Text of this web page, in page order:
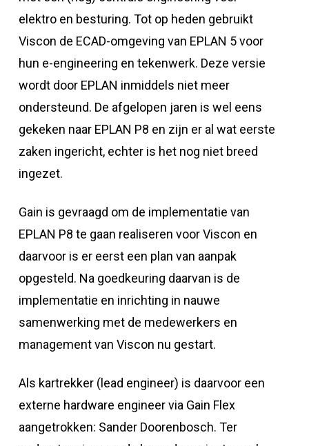
elektro en besturing. Tot op heden gebruikt
Viscon de ECAD-omgeving van EPLAN 5 voor
hun e-engineering en tekenwerk. Deze versie
wordt door EPLAN inmiddels niet meer
ondersteund. De afgelopen jaren is wel eens
gekeken naar EPLAN P8 en zijn er al wat eerste
zaken ingericht, echter is het nog niet breed
ingezet.
Gain is gevraagd om de implementatie van
EPLAN P8 te gaan realiseren voor Viscon en
daarvoor is er eerst een plan van aanpak
opgesteld. Na goedkeuring daarvan is de
implementatie en inrichting in nauwe
samenwerking met de medewerkers en
management van Viscon nu gestart.
Als kartrekker (lead engineer) is daarvoor een
externe hardware engineer via Gain Flex
aangetrokken: Sander Doorenbosch. Ter